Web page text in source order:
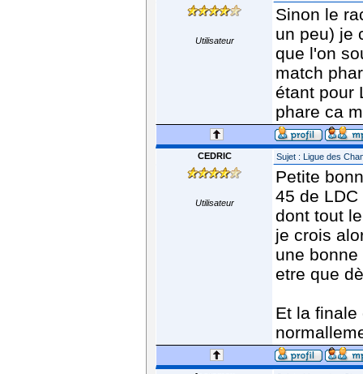
Utilisateur
Sinon le
un peu) je
que l'on
match
étant pour
phare ca
CEDRIC Sujet : Ligue des
Utilisateur
Petite
45 de
dont tout
je crois
une
etre que
Et la finale